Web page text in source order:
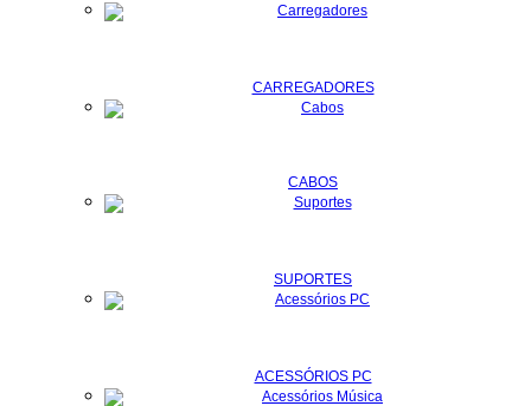
CARREGADORES
CABOS
SUPORTES
ACESSÓRIOS PC